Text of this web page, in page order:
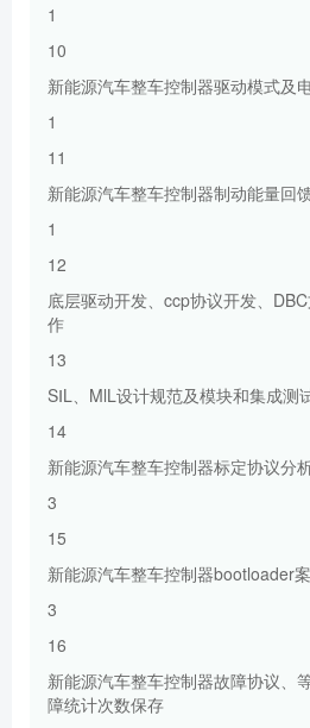
1
10
新能源汽车整车控制器驱动模式及
1
11
新能源汽车整车控制器制动能量回
1
12
底层驱动开发、ccp协议开发、
作
13
SⅠL、MlL设计规范及模块和集成测
14
新能源汽车整车控制器标定协议分
3
15
新能源汽车整车控制器bootloader
3
16
新能源汽车整车控制器故障协议、
障统计次数保存